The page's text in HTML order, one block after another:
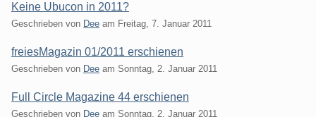
Keine Ubucon in 2011?
Geschrieben von Dee am Freitag, 7. Januar 2011
freiesMagazin 01/2011 erschienen
Geschrieben von Dee am Sonntag, 2. Januar 2011
Full Circle Magazine 44 erschienen
Geschrieben von Dee am Sonntag, 2. Januar 2011